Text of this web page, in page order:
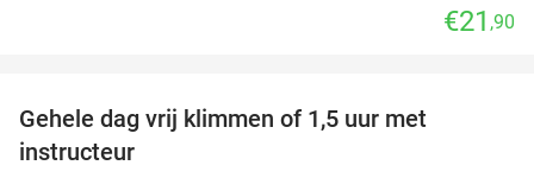
€21 ,90
Gehele dag vrij klimmen of 1,5 uur met
instructeur